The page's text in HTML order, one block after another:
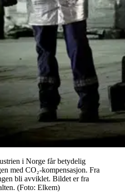
i Norge får betydelig
med CO₂-kompensasjon. Fra
bli avviklet. Bildet er fra
(Foto: Elkem)